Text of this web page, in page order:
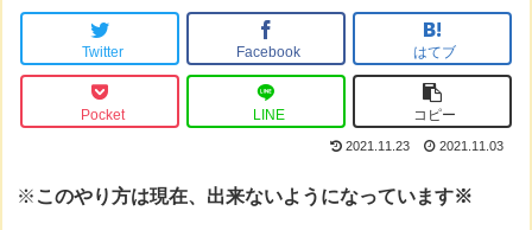
Twitter Facebook はてブ
Pocket LINE コピー
2021.11.23 2021.11.03
※ このやり方は現在、出来ないようになっています※